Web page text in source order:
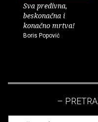
Sva predivna,
beskonačna i
konačno mrtva!
Boris Popović
–